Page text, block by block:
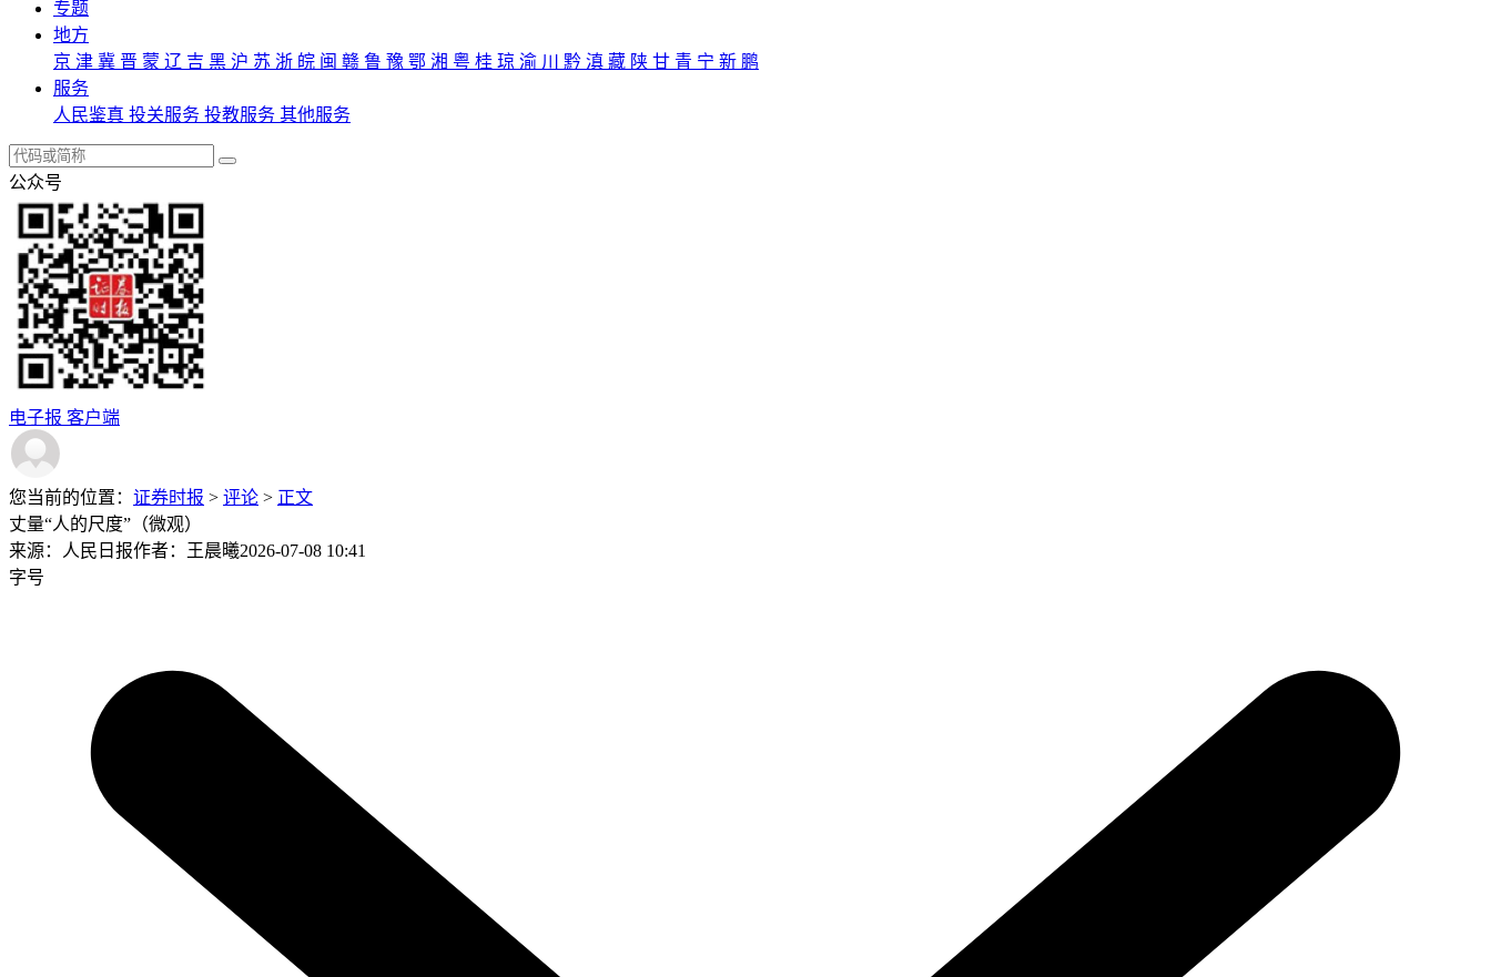
专题
地方
京 津 冀 晋 蒙 辽 吉 黑 沪 苏 浙 皖 闽 赣 鲁 豫 鄂 湘 粤 桂 琼 渝 川 黔 滇 藏 陕 甘 青 宁 新 鹏
服务
人民鉴真 投关服务 投教服务 其他服务
公众号
电子报 客户端
您当前的位置： 证券时报 > 评论 > 正文
丈量“人的尺度”（微观）
来源：人民日报作者：王晨曦2026-07-08 10:41
字号